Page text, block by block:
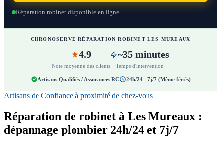
Réparation robinet disponible en ligne
CHRONOSERVE RÉPARATION ROBINET LES MUREAUX
4.9
Note moyenne des clients
~35 minutes
Temps d'intervention
Artisans Qualifiés / Assurances RC 24h/24 - 7j/7 (Même fériés)
Artisans de Confiance à proximité de chez-vous
Réparation de robinet à Les Mureaux :
dépannage plombier 24h/24 et 7j/7